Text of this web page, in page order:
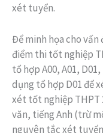
xét tuyển.
Để minh họa cho vấn
điểm thi tốt nghiệp
tổ hợp A00, A01,
dụng tổ hợp D01 để
xét tốt nghiệp THPT
văn, tiếng Anh (trừ
nguyên tắc xét